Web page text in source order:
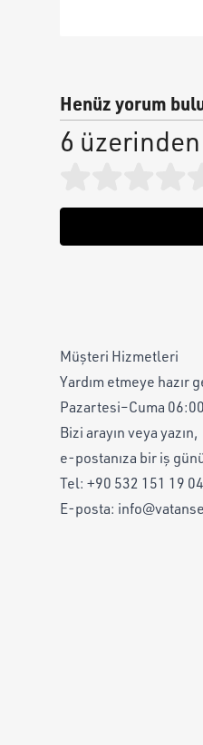
Henüz yorum
6 üzerinden
Müşteri Hizmetleri
Yardım etmeye hazır
Pazartesi–Cuma
Bizi arayın veya yazın,
e-postanıza bir iş
Tel: +90 532 151 19 04
E-posta: